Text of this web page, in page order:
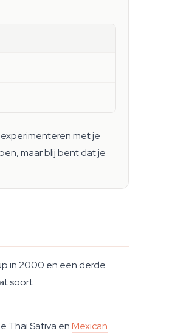
met je
maar blij bent dat je
in 2000 en een derde
soort
Thai Sativa enMexican